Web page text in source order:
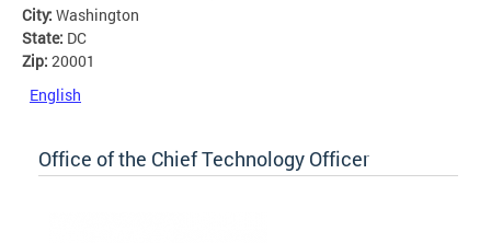
City: Washington
State: DC
Zip: 20001
English
Office of the Chief Technology Officer